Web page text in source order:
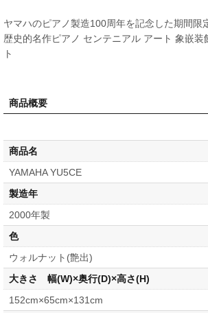
ヤマハのピアノ製造100周年を記念した期間限
歴史的名作ピアノ センテニアル アート 象嵌装
ト
商品概要
商品名
YAMAHA YU5CE
製造年
2000年製
色
ウォルナット(艶出)
大きさ 幅(W)×奥行(D)×高さ(H)
152cm×65cm×131cm